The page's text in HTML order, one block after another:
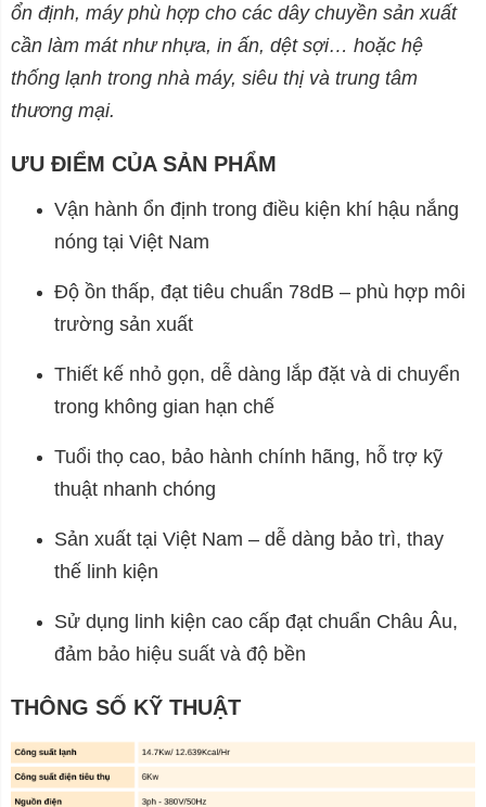
ổn định, máy phù hợp cho các dây chuyền sản xuất
cần làm mát như nhựa, in ấn, dệt sợi… hoặc hệ
thống lạnh trong nhà máy, siêu thị và trung tâm
thương mại.
ƯU ĐIỂM CỦA SẢN PHẨM
Vận hành ổn định trong điều kiện khí hậu nắng
nóng tại Việt Nam
Độ ồn thấp, đạt tiêu chuẩn 78dB – phù hợp môi
trường sản xuất
Thiết kế nhỏ gọn, dễ dàng lắp đặt và di chuyển
trong không gian hạn chế
Tuổi thọ cao, bảo hành chính hãng, hỗ trợ kỹ
thuật nhanh chóng
Sản xuất tại Việt Nam – dễ dàng bảo trì, thay
thế linh kiện
Sử dụng linh kiện cao cấp đạt chuẩn Châu Âu,
đảm bảo hiệu suất và độ bền
THÔNG SỐ KỸ THUẬT